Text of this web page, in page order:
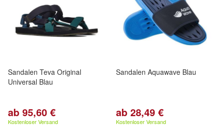
Sandalen Teva Original
Universal Blau
ab 95,60 €
Kostenloser Versand
Sandalen Aquawave Blau
ab 28,49 €
Kostenloser Versand